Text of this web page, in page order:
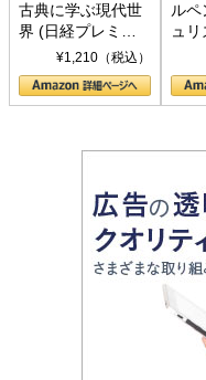
古典に学ぶ現代世
界 (日経プレミア
シリーズ)¥1,210（税込）
ルペ
ュ
〈
の顔